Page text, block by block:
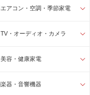
エアコン・空調・季節家電
TV・オーディオ・カメラ
美容・健康家電
楽器・音響機器